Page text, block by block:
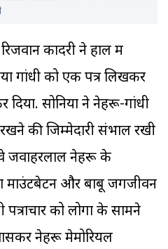
कादरी ने हाल में
गांधी को एक पत्र लिखकर
दिया. सोनिया ने नेहरू-गांधी
की जिम्मेदारी संभाल रखी
जवाहरलाल नेहरू के
माउंटबेटन और बाबू जगजीवन
को लोगों के सामने
नेहरू मेमोरियल